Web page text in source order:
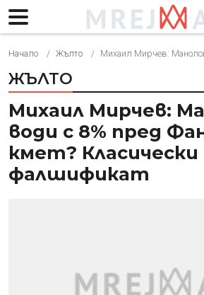
Начало Жълто Михаил Мирчев: Манолова води с 8% пред
ЖЪЛТО
Михаил Мирчев:
води с 8% пред
кмет? Класически
фалшификат